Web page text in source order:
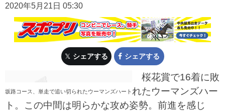
2020年5月21日 05:30
シェアする シェアする
坂路コース、単走で追い切られたウーマンズハート
桜花賞で16着に敗
れたウーマンズハー
ト。この中間は明らかな攻め姿勢。前進を感じ